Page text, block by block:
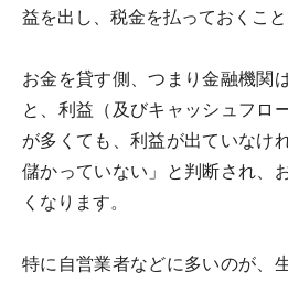
益を出し、税金を払っておくこと
お金を貸す側、つまり金融機関
と、利益（及びキャッシュフロ
が多くても、利益が出ていなけ
儲かっていない」と判断され、
くなります。
特に自営業者などに多いのが、